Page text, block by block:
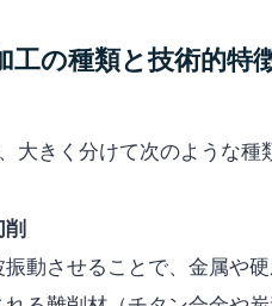
工の種類と技術的特
大きく分けて次のような種
動させることで、金属や